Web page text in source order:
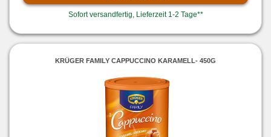
Sofort versandfertig, Lieferzeit 1-2 Tage**
KRÜGER FAMILY CAPPUCCINO KARAMELL- 450G